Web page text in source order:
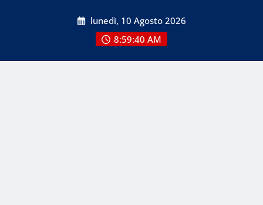
lunedì, 10 Agosto 2026
8:59:42 AM